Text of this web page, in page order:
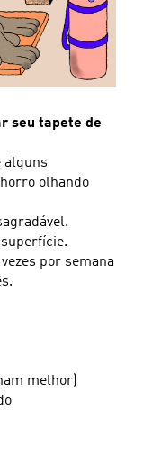
seu tapete de
alguns
olhando
por semana
melhor)